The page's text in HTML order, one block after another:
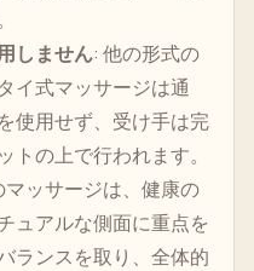
しません: 他の形式の
イ式マッサージは通
使用せず、受け手は完
の上で行われます。
マッサージは、健康の
ュアルな側面に重点を
ランスを取り、全体的